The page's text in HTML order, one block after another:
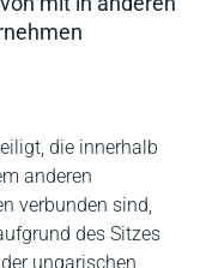
die innerhalb
anderen
verbunden sind,
des Sitzes
ungarischen